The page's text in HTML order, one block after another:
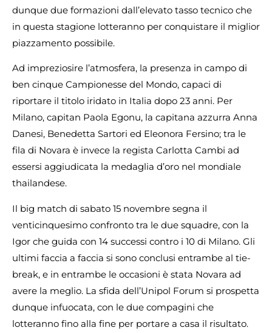
dunque due formazioni dall’elevato tasso tecnico che
in questa stagione lotteranno per conquistare il miglior
piazzamento possibile.
Ad impreziosire l’atmosfera, la presenza in campo di
ben cinque Campionesse del Mondo, capaci di
riportare il titolo iridato in Italia dopo 23 anni. Per
Milano, capitan Paola Egonu, la capitana azzurra Anna
Danesi, Benedetta Sartori ed Eleonora Fersino; tra le
fila di Novara è invece la regista Carlotta Cambi ad
essersi aggiudicata la medaglia d’oro nel mondiale
thailandese.
Il big match di sabato 15 novembre segna il
venticinquesimo confronto tra le due squadre, con la
Igor che guida con 14 successi contro i 10 di Milano. Gli
ultimi faccia a faccia si sono conclusi entrambe al tie-
break, e in entrambe le occasioni è stata Novara ad
avere la meglio. La sfida dell’Unipol Forum si prospetta
dunque infuocata, con le due compagini che
lotteranno fino alla fine per portare a casa il risultato.